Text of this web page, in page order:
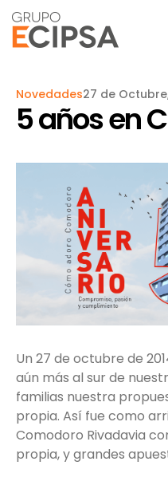
Novedades27 de
5 años en
Un 27 de octubre de
aún más al sur de
familias nuestra
propia. Así fue como
Comodoro Rivadavia
propia, y grandes